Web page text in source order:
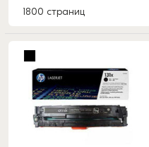
1800 страниц